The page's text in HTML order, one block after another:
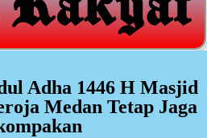
Adha 1446 H Masjid
Medan Tetap Jaga